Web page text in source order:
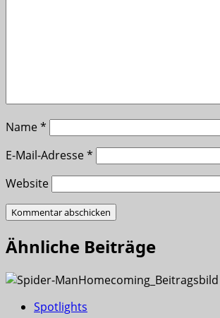
Name*
E-Mail-Adresse*
Website
Ähnliche Beiträge
Spotlights